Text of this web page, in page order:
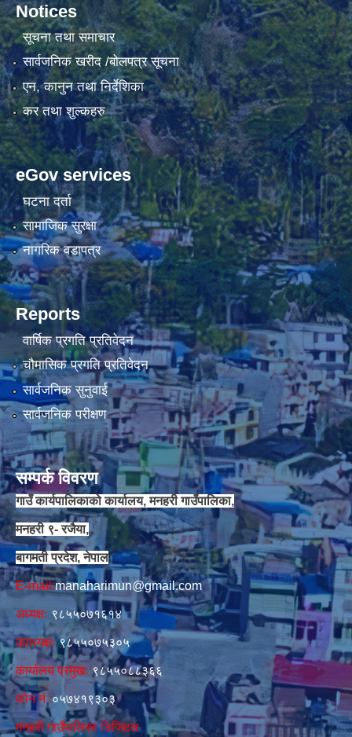
Notices
सूचना तथा समाचार
सार्वजनिक खरीद /बोलपत्र सूचना
एन, कानुन तथा निर्देशिका
कर तथा शुल्कहरु
eGov services
घटना दर्ता
सामाजिक सुरक्षा
नागरिक वडापत्र
Reports
वार्षिक प्रगति प्रतिवेदन
चौमासिक प्रगति प्रतिवेदन
सार्वजनिक सुनुवाई
सार्वजनिक परीक्षण
सम्पर्क विवरण
गाउँ कार्यपालिकाको कार्यालय, मनहरी गाउँपालिका,
मनहरी ९- रजैया,
बागमती प्रदेश, नेपाल
E-mail:manaharimun@gmail.com
अध्यक्षः ९८५५०७१६१४
उपाध्यक्षः९८५५०७५३०५
कार्यालय प्रमुखः ९८५५०८८३६६
फोन नं‍‌ :०५७४१९३०३
मनहरी गाउँपालिका डिजिटल